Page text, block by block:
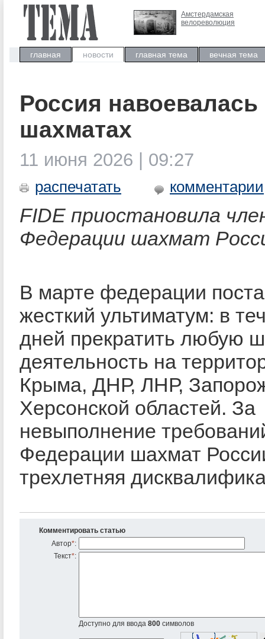
Амстердамская
велореволюция
главная новости главная тема вечная тема
Россия навоевалась
шахматах
11 июня 2026 | 09:27
распечатать комментарии
FIDE приостановила
Федерации шахмат
В марте федерации
жесткий ультиматум: в
дней прекратить любую
деятельность на
Крыма, ДНР, ЛНР,
Херсонской областей. За
невыполнение
Федерации шахмат
трехлетняя
Комментировать статью
Автор*:
Текст*:
Доступно для ввода 800 символов